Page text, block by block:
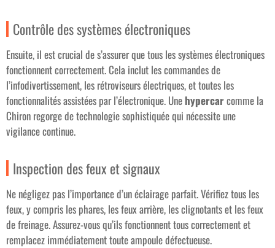
Contrôle des systèmes électroniques
Ensuite, il est crucial de s’assurer que tous les systèmes électroniques
fonctionnent correctement. Cela inclut les commandes de
l’infodivertissement, les rétroviseurs électriques, et toutes les
fonctionnalités assistées par l’électronique. Une hypercarcomme la
Chiron regorge de technologie sophistiquée qui nécessite une
vigilance continue.
Inspection des feux et signaux
Ne négligez pas l’importance d’un éclairage parfait. Vérifiez tous les
feux, y compris les phares, les feux arrière, les clignotants et les feux
de freinage. Assurez-vous qu’ils fonctionnent tous correctement et
remplacez immédiatement toute ampoule défectueuse.